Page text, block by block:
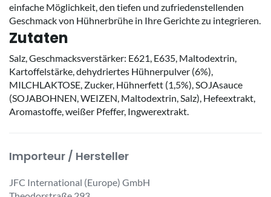
einfache Möglichkeit, den tiefen und zufriedenstellenden
Geschmack von Hühnerbrühe in Ihre Gerichte zu integrieren.
Zutaten
Salz, Geschmacksverstärker: E621, E635, Maltodextrin,
Kartoffelstärke, dehydriertes Hühnerpulver (6%),
MILCHLAKTOSE, Zucker, Hühnerfett (1,5%), SOJAsauce
(SOJABOHNEN, WEIZEN, Maltodextrin, Salz), Hefeextrakt,
Aromastoffe, weißer Pfeffer, Ingwerextrakt.
Importeur / Hersteller
JFC International (Europe) GmbH